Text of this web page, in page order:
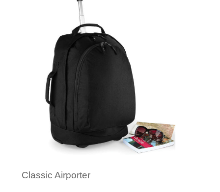
Classic Airporter